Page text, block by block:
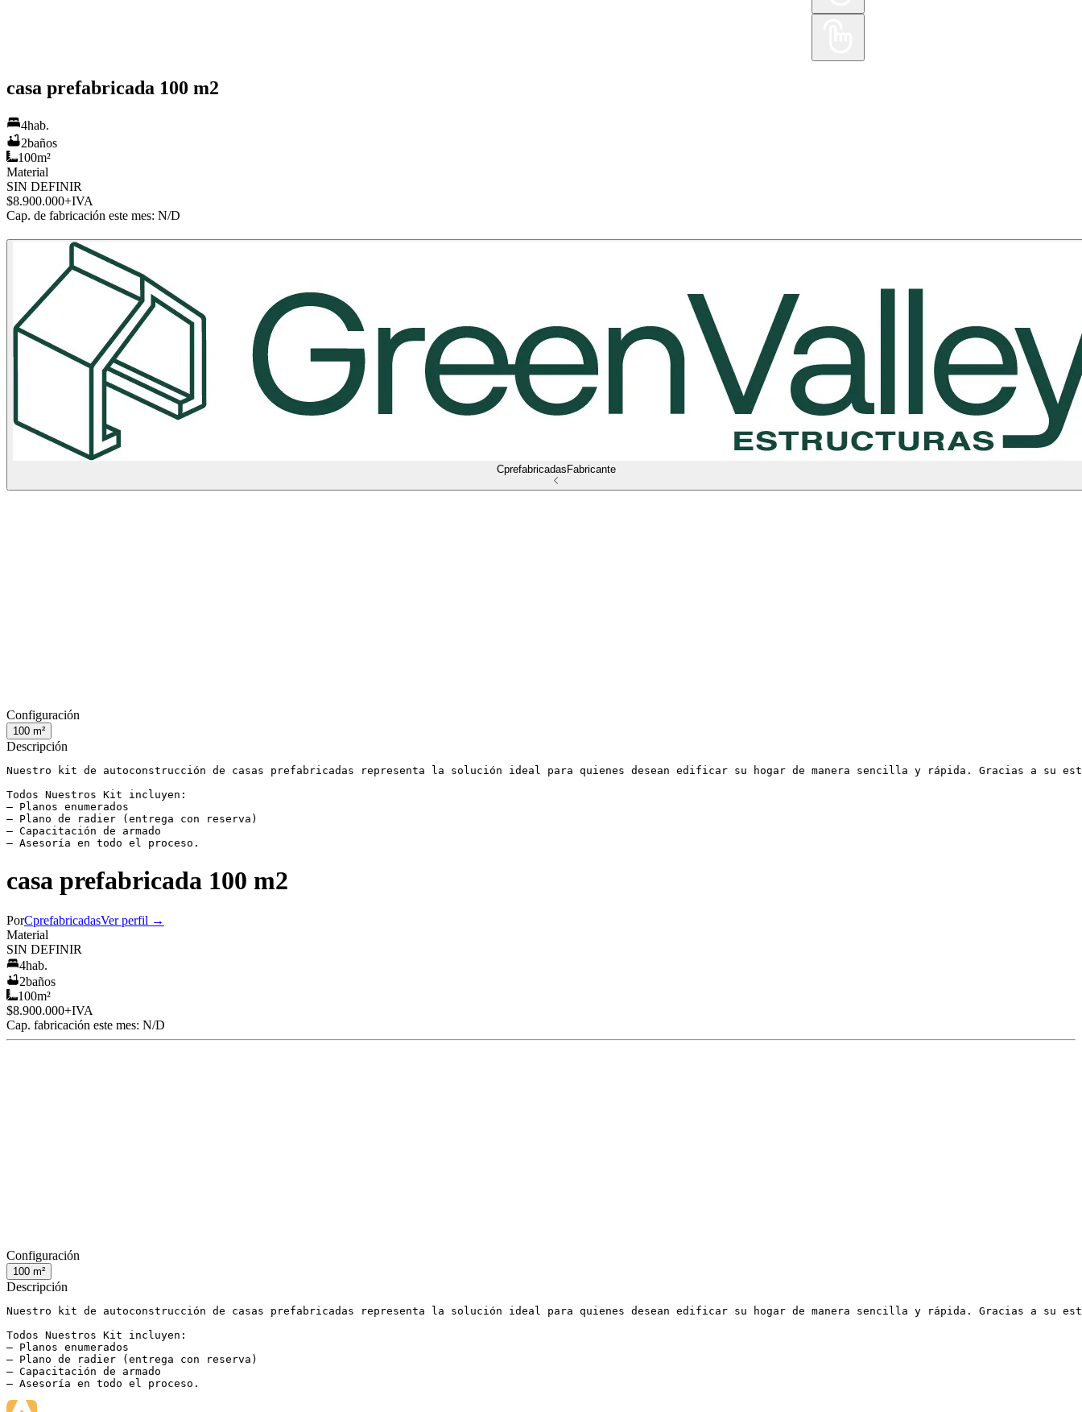
casa prefabricada 100 m2
4hab.
2baños
100m²
Material
SIN DEFINIR
$8.900.000+IVA
Cap. de fabricación este mes: N/D
CprefabricadasFabricante
Configuración
100 m²
Descripción
Nuestro kit de autoconstrucción de casas prefabricadas representa la solución ideal para quienes desean edificar su hogar de manera sencilla y rápida. Gracias a su
Todos Nuestros Kit incluyen:
– Planos enumerados
– Plano de radier (entrega con reserva)
– Capacitación de armado
– Asesoría en todo el proceso.
casa prefabricada 100 m2
PorCprefabricadasVer perfil →
Material
SIN DEFINIR
4hab.
2baños
100m²
$8.900.000+IVA
Cap. fabricación este mes: N/D
Configuración
100 m²
Descripción
Nuestro kit de autoconstrucción de casas prefabricadas representa la solución ideal para quienes desean edificar su hogar de manera sencilla y rápida. Gracias a su
Todos Nuestros Kit incluyen:
– Planos enumerados
– Plano de radier (entrega con reserva)
– Capacitación de armado
– Asesoría en todo el proceso.